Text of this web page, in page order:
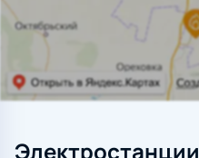
Электростанции